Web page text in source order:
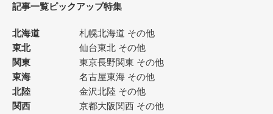
記事一覧ピックアップ特集
北海道 札幌北海道 その他
東北
仙台東北 その他
関東
東京長野関東 その他
東海
名古屋東海 その他
北陸
金沢北陸 その他
関西
京都大阪関西 その他